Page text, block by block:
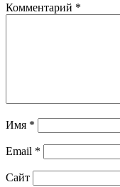
Комментарий *
Имя *
Email *
Сайт